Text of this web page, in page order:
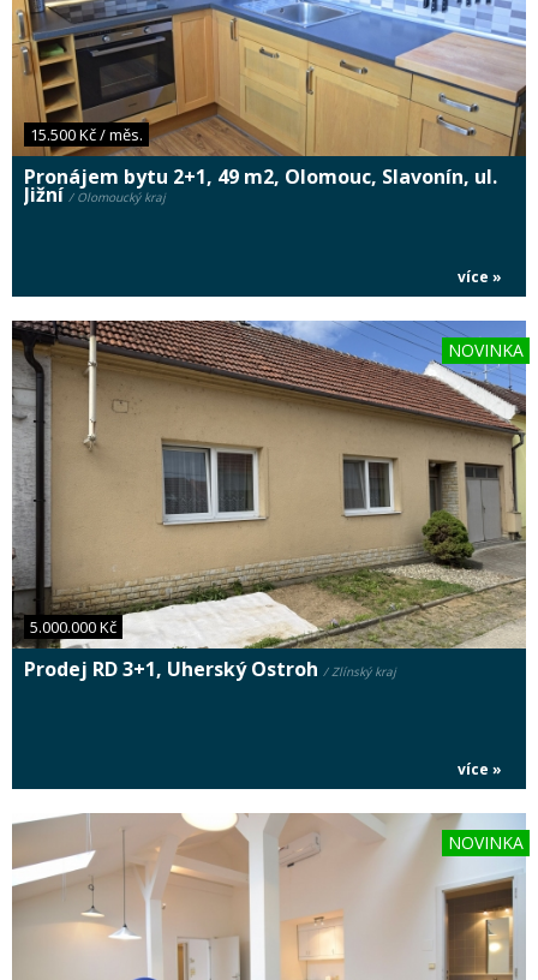
15.500 Kč / měs.
Pronájem bytu 2+1, 49 m2, Olomouc, Slavonín, ul.
Jižní / Olomoucký kraj
více »
5.000.000 Kč
NOVINKA
Prodej RD 3+1, Uherský Ostroh / Zlínský kraj
více »
NOVINKA